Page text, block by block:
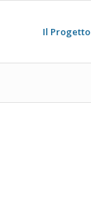
Il Progetto